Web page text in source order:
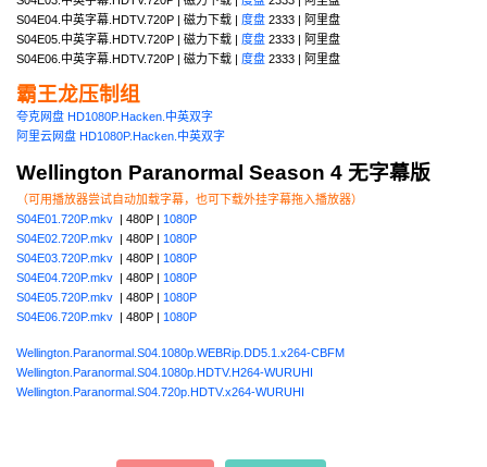
S04E04.中英字幕.HDTV.720P | 磁力下载 | 度盘 2333 | 阿里盘
S04E05.中英字幕.HDTV.720P | 磁力下载 | 度盘 2333 | 阿里盘
S04E06.中英字幕.HDTV.720P | 磁力下载 | 度盘 2333 | 阿里盘
霸王龙压制组
夸克网盘 HD1080P.Hacken.中英双字
阿里云网盘 HD1080P.Hacken.中英双字
Wellington Paranormal Season 4 无字幕版
（可用播放器尝试自动加载字幕，也可下载外挂字幕拖入播放器）
S04E01.720P.mkv | 480P | 1080P
S04E02.720P.mkv | 480P | 1080P
S04E03.720P.mkv | 480P | 1080P
S04E04.720P.mkv | 480P | 1080P
S04E05.720P.mkv | 480P | 1080P
S04E06.720P.mkv | 480P | 1080P
Wellington.Paranormal.S04.1080p.WEBRip.DD5.1.x264-CBFM
Wellington.Paranormal.S04.1080p.HDTV.H264-WURUHI
Wellington.Paranormal.S04.720p.HDTV.x264-WURUHI